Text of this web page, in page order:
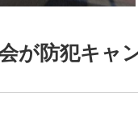
が防犯キャ